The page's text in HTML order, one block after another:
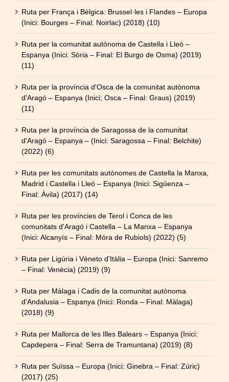
Ruta per França i Bèlgica: Brussel·les i Flandes – Europa
(Inici: Bourges – Final: Noirlac) (2018) (10)
Ruta per la comunitat autònoma de Castella i Lleó –
Espanya (Inici: Sòria – Final: El Burgo de Osma) (2019)
(11)
Ruta per la província d'Osca de la comunitat autònoma
d'Aragó – Espanya (Inici; Osca – Final: Graus) (2019)
(11)
Ruta per la província de Saragossa de la comunitat
d'Aragó – Espanya – (Inici: Saragossa – Final: Belchite)
(2022) (6)
Ruta per les comunitats autònomes de Castella la Manxa,
Madrid i Castella i Lleó – Espanya (Inici: Sigüenza –
Final: Àvila) (2017) (14)
Ruta per les províncies de Terol i Conca de les
comunitats d'Aragó i Castella – La Manxa – Espanya
(Inici: Alcanyís – Final: Móra de Rubiols) (2022) (5)
Ruta per Ligúria i Vèneto d'Itàlia – Europa (Inici: Sanremo
– Final: Venècia) (2019) (9)
Ruta per Màlaga i Cadis de la comunitat autònoma
d'Andalusia – Espanya (Inici: Ronda – Final: Màlaga)
(2018) (9)
Ruta per Mallorca de les Illes Balears – Espanya (Inici:
Capdepera – Final: Serra de Tramuntana) (2019) (8)
Ruta per Suïssa – Europa (Inici: Ginebra – Final: Zúric)
(2017) (25)